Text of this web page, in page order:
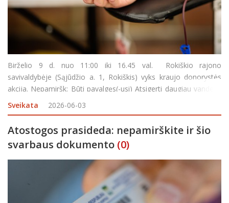
Birželio 9 d. nuo 11:00 iki 16.45 val. Rokiškio rajono
savivaldybėje (Sąjūdžio a. 1, Rokiškis) vyks kraujo donorystės
akcija. Nepamiršk: Būti pavalgęs(-usi) Atsigerti daugiau vandens
Turėti asmens dokumentą Pietų pertrauka – 13:45–14:1
Sveikata 2026-06-03
Atostogos prasideda: nepamirškite ir šio
svarbaus dokumento (0)